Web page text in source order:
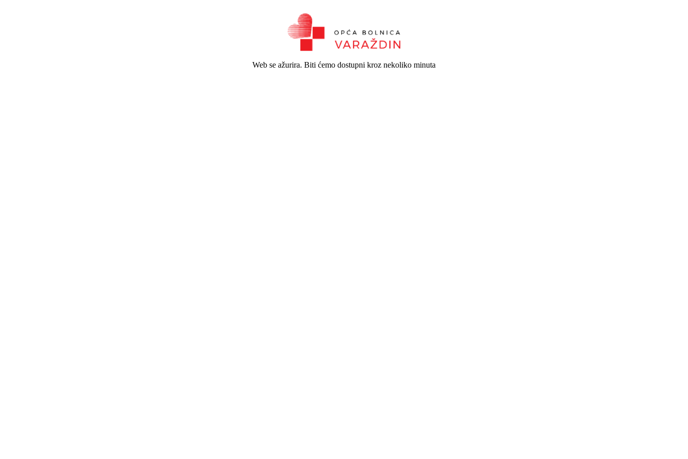
Web se ažurira. Biti ćemo dostupni kroz nekoliko minuta